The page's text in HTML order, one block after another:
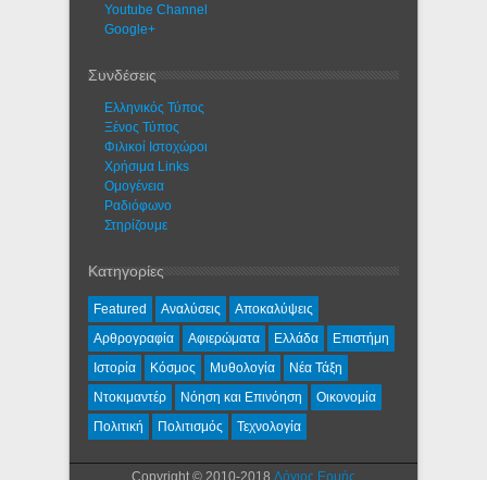
Youtube Channel
Google+
Συνδέσεις
Ελληνικός Τύπος
Ξένος Τύπος
Φιλικοί Ιστοχώροι
Χρήσιμα Links
Ομογένεια
Ραδιόφωνο
Στηρίζουμε
Κατηγορίες
Featured Αναλύσεις
Αποκαλύψεις
Αρθρογραφία
Αφιερώματα Ελλάδα
Επιστήμη
Ιστορία
Κόσμος Μυθολογία
Νέα Τάξη
Ντοκιμαντέρ
Νόηση και Επινόηση
Οικονομία
Πολιτική
Πολιτισμός Τεχνολογία